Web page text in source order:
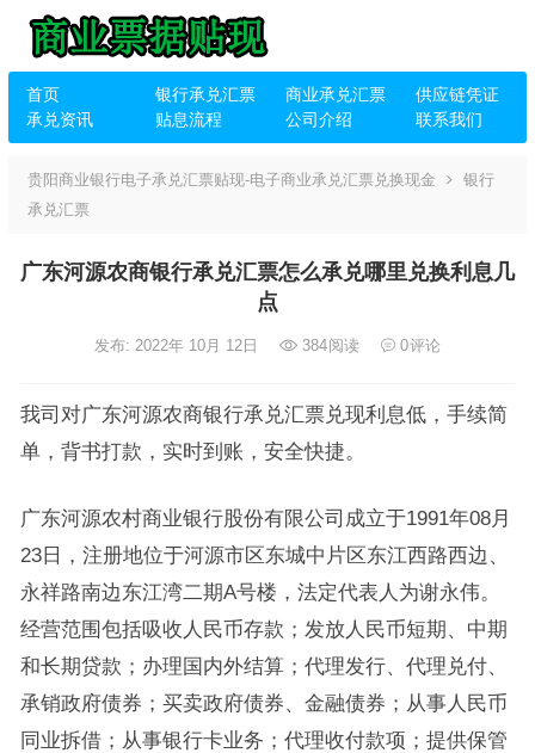
首页 银行承兑汇票 商业承兑汇票
供应链凭证
承兑资讯
贴息流程 公司介绍 联系我们
贵阳商业银行电子承兑汇票贴现-电子商业承兑汇票兑换现金
银行
承兑汇票
广东河源农商银行承兑汇票怎么承兑哪里兑换利息几
点
发布: 2022年 10月 12日 384阅读 0评论
我司对广东河源农商银行承兑汇票兑现利息低，手续简
单，背书打款，实时到账，安全快捷。
广东河源农村商业银行股份有限公司成立于1991年08月
23日，注册地位于河源市区东城中片区东江西路西边、
永祥路南边东江湾二期A号楼，法定代表人为谢永伟。
经营范围包括吸收人民币存款；发放人民币短期、中期
和长期贷款；办理国内外结算；代理发行、代理兑付、
承销政府债券；买卖政府债券、金融债券；从事人民币
同业拆借；从事银行卡业务；代理收付款项；提供保管